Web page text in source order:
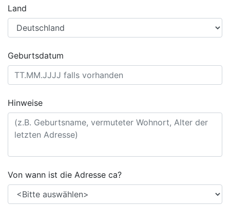
Land
Geburtsdatum
Hinweise
Von wann ist die Adresse ca?